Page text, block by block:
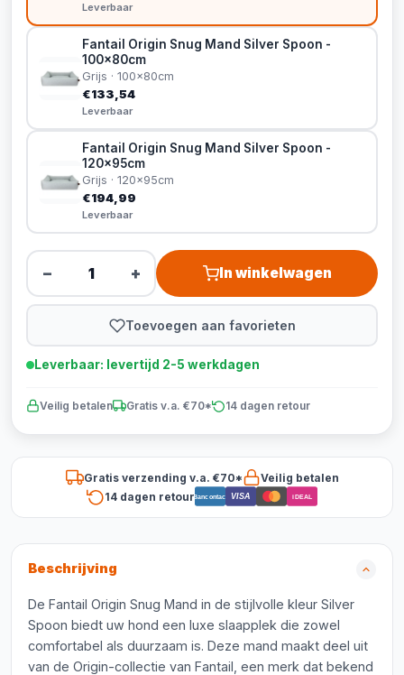
Leverbaar
Fantail Origin Snug Mand Silver Spoon -
100x80cm
Grijs · 100x80cm
€133,54
Leverbaar
Fantail Origin Snug Mand Silver Spoon -
120x95cm
Grijs · 120x95cm
€194,99
Leverbaar
− + In winkelwagen
Toevoegen aan favorieten
Leverbaar: levertijd 2-5 werkdagen
Veilig betalen Gratis v.a. €70* 14 dagen retour
Gratis verzending v.a. €70*
Veilig betalen
14 dagen retourBancontact VISA iDEAL
Beschrijving
De Fantail Origin Snug Mand in de stijlvolle kleur Silver
Spoon biedt uw hond een luxe slaapplek die zowel
comfortabel als duurzaam is. Deze mand maakt deel uit
van de Origin-collectie van Fantail, een merk dat bekend